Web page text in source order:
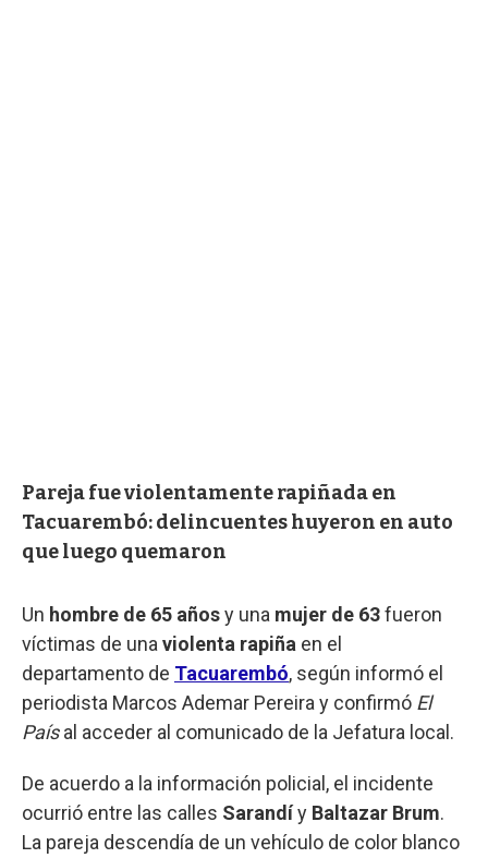
Pareja fue violentamente rapiñada en
Tacuarembó: delincuentes huyeron en auto
que luego quemaron
Un hombre de 65 añosy una mujer de 63fueron
víctimas de una violenta rapiña en el
departamento de Tacuarembó, según informó el
periodista Marcos Ademar Pereira y confirmó El
Paísal acceder al comunicado de la Jefatura local.
De acuerdo a la información policial, el incidente
ocurrió entre las calles Sarandíy Baltazar Brum.
La pareja descendía de un vehículo de color blanco